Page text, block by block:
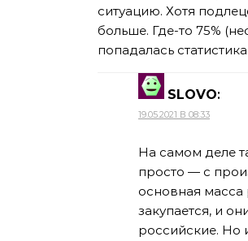
ситуацию. Хотя
больше. Где-то 75%
попадалась
SLOVO:
19.05.2021 В 08:33
На самом деле
просто — с
основная масса
закупается, и
российские. Но